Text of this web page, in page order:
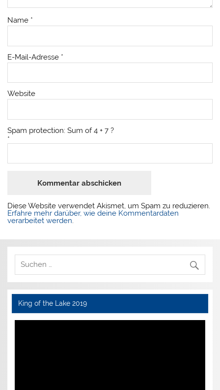
Name *
E-Mail-Adresse *
Website
Spam protection: Sum of 4 + 7 ?
*
Diese Website verwendet Akismet, um Spam zu reduzieren.
Erfahre mehr darüber, wie deine Kommentardaten
verarbeitet werden.
King of the Lake 2019
Video-